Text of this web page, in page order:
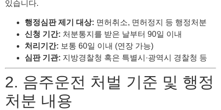
있습니다.
행정심판 제기 대상: 면허취소, 면허정지 등 행정처분
신청 기간: 처분통지를 받은 날부터 90일 이내
처리기간: 보통 60일 이내 (연장 가능)
심판 기관: 지방경찰청 혹은 특별시·광역시 경찰청 등
2. 음주운전 처벌 기준 및 행정
처분 내용